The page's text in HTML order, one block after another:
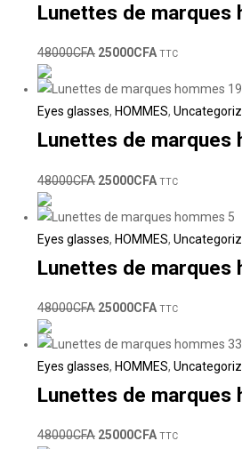
Lunettes de marques
48000CFA 25000CFA TTC
Eyes glasses, HOMMES,
Lunettes de marques
48000CFA 25000CFA TTC
Eyes glasses, HOMMES,
Lunettes de marques
48000CFA 25000CFA TTC
Eyes glasses, HOMMES,
Lunettes de marques
48000CFA 25000CFA TTC